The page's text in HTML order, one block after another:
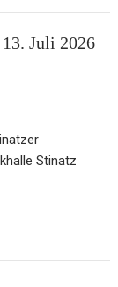
Juli 2026
Stinatz